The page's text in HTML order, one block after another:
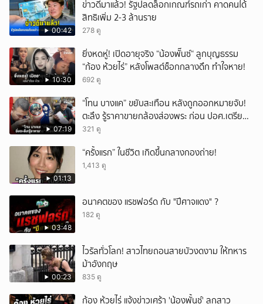
00:42
ข่าวดีมาแล้ว! รัฐปลดล็อกเกณฑ์รถเก่า คาดคนได้
สิทธิเพิ่ม 2-3 ล้านราย
278 ดู
10:30
ยิ่งหดหู่! เปิดอายุจริง “น้องพั๊นซ์“ ลูกบุญธรรม
“ก้อง ห้วยไร่” หลังโพสต์ช็อกกลางดึก ทำใจหาย!
692 ดู
07:19
“โทน บางแค” ขยับสะเทือน หลังถูกออกหมายจับ!
ตะลึง รู้ราคาขายกล้องส่องพระ ก่อน ปอศ.เตรียม
บุกรวบ?
321 ดู
01:13
“ครั้งแรก” ในชีวิต เกิดขึ้นกลางกองถ่าย!
1,413 ดู
03:48
อนาคตของ แรชฟอร์ด กับ "ปีศาจแดง" ?
182 ดู
00:23
ไวรัลทั่วโลก! สาวไทยถอนสายบัวงดงาม ให้ทหาร
ม้าอังกฤษ
835 ดู
ก้อง ห้วยไร่ แจ้งข่าวเศร้า 'น้องพั้นช์' ลูกสาว